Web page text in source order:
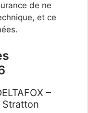
de ne
et ce
–